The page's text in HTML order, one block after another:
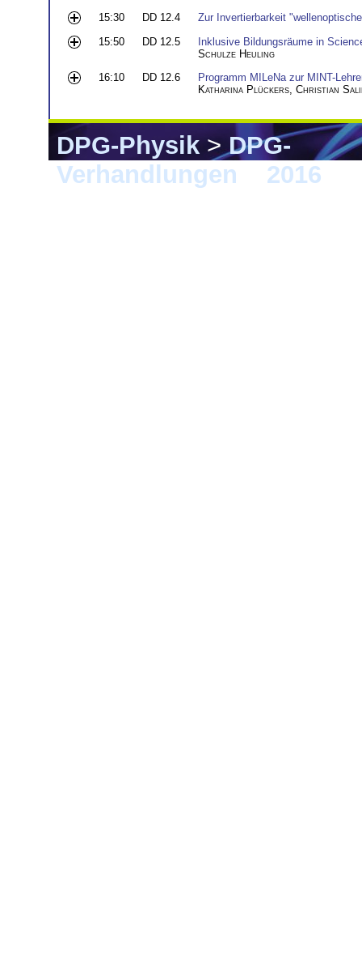
15:30
DD 12.4
Zur Invertierbarkeit
15:50
DD 12.5
Inklusive Bildungsräume in
Schulze Heuling
16:10
DD 12.6
Programm MILeNa zur MINT-
Katharina Plückers Christian
DPG-Physik>DPG-
Verhandlungen
2016